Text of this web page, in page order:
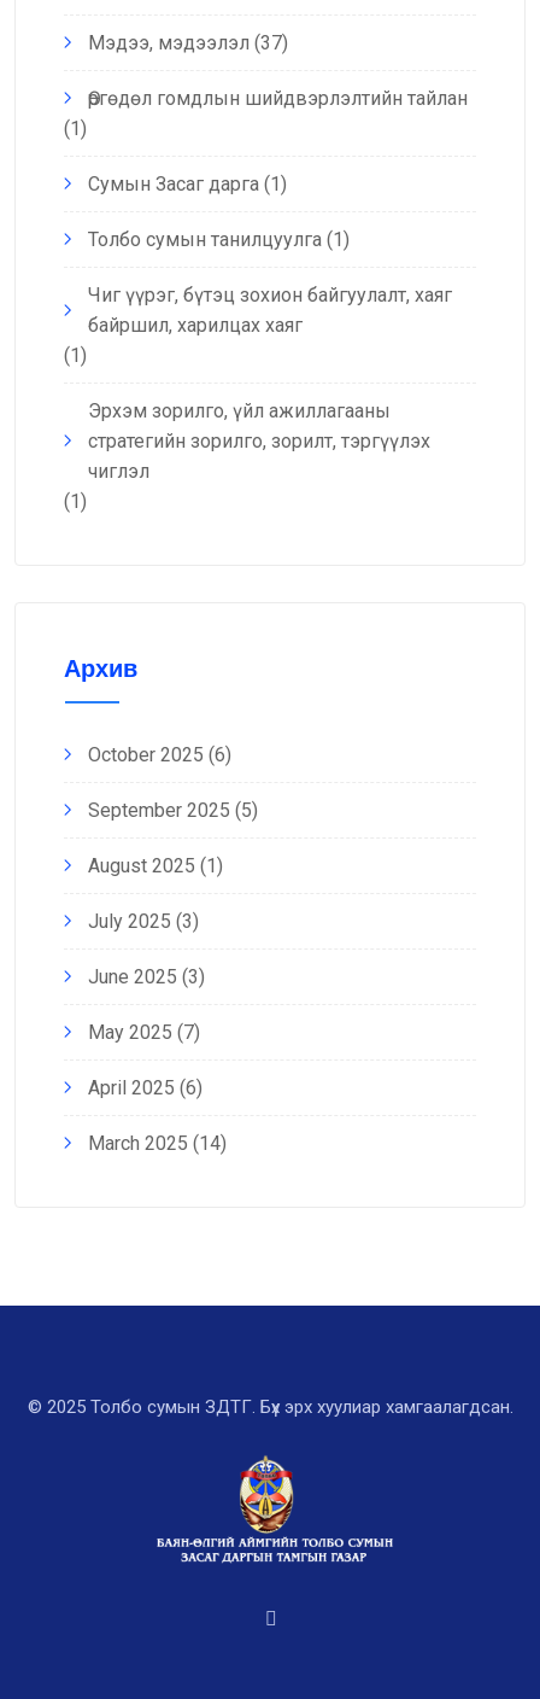
Мэдээ, мэдээлэл (37)
Өргөдөл гомдлын шийдвэрлэлтийн тайлан
(1)
Сумын Засаг дарга (1)
Толбо сумын танилцуулга (1)
Чиг үүрэг, бүтэц зохион байгуулалт, хаяг
байршил, харилцах хаяг
(1)
Эрхэм зорилго, үйл ажиллагааны
стратегийн зорилго, зорилт, тэргүүлэх
чиглэл
(1)
Архив
October 2025 (6)
September 2025 (5)
August 2025 (1)
July 2025 (3)
June 2025 (3)
May 2025 (7)
April 2025 (6)
March 2025 (14)
© 2025 Толбо сумын ЗДТГ. Бүх эрх хуулиар хамгаалагдсан.